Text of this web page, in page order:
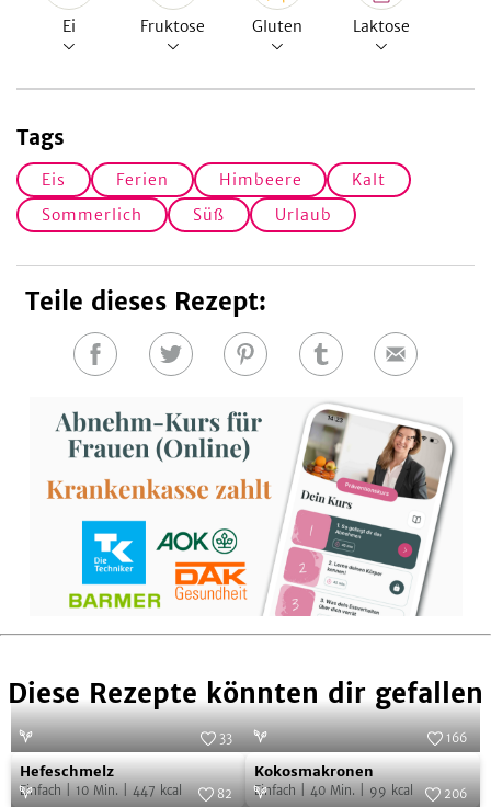
Ei Fruktose Gluten Laktose
Tags
Eis Ferien Himbeere
Kalt
Sommerlich
Süß Urlaub
Teile dieses Rezept:
Auf
teilen
Auf
teilen
Auf
teilen
Auf
teilen
E-
Diese Rezepte könnten dir gefallen
Hefeschmelz Foto:SevenCooks
33
Hefeschmelz
Einfach 10 Min. 447 kcal
KokosmakronenFoto:SevenCooks
166
Kokosmakronen
Einfach 40 Min. 99 kcal
82 206